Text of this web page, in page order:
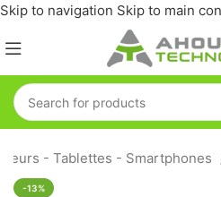
Skip to navigation Skip to main
- Tablettes - Smartphones
-13%